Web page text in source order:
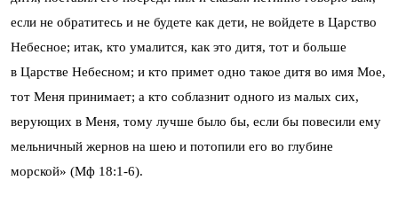
если не обратитесь и не будете как дети, не войдете в Царство
Небесное; итак, кто умалится, как это дитя, тот и больше
в Царстве Небесном; и кто примет одно такое дитя во имя Мое,
тот Меня принимает; а кто соблазнит одного из малых сих,
верующих в Меня, тому лучше было бы, если бы повесили ему
мельничный жернов на шею и потопили его во глубине
морской» (Мф 18:1-6).